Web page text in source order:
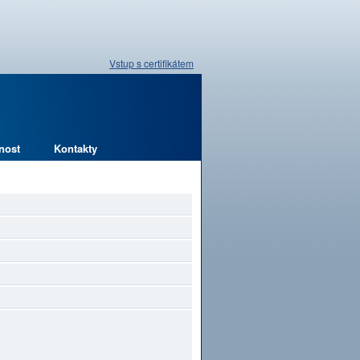
Vstup s certifikátem
Kontakty